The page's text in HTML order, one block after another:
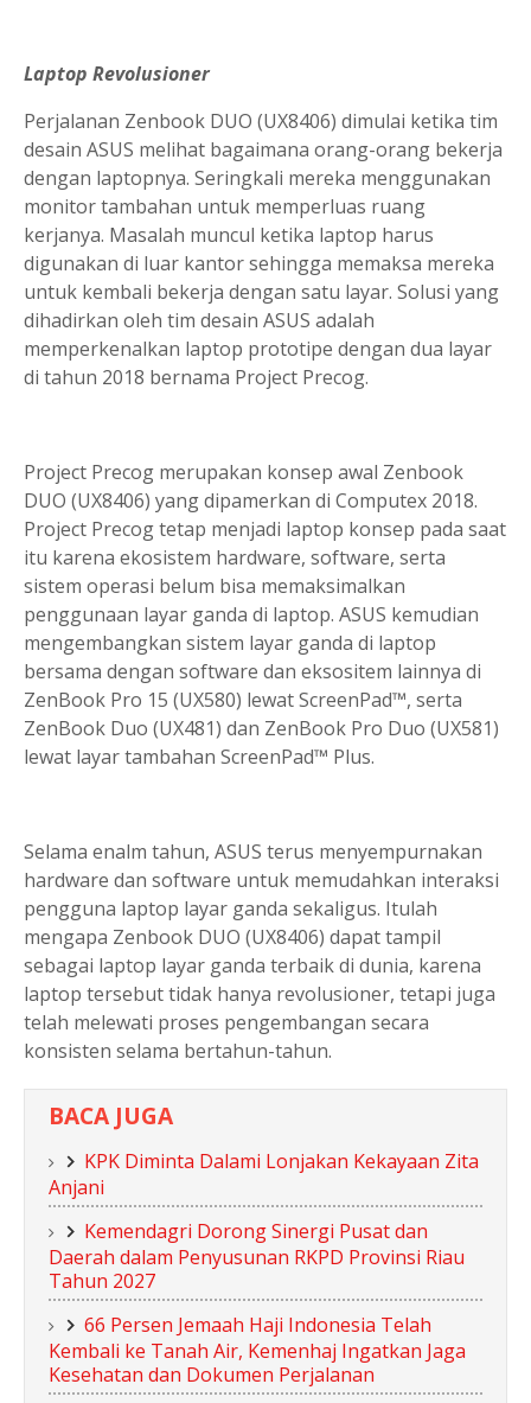
Laptop Revolusioner
Perjalanan Zenbook DUO (UX8406) dimulai ketika tim
desain ASUS melihat bagaimana orang-orang bekerja
dengan laptopnya. Seringkali mereka menggunakan
monitor tambahan untuk memperluas ruang
kerjanya. Masalah muncul ketika laptop harus
digunakan di luar kantor sehingga memaksa mereka
untuk kembali bekerja dengan satu layar. Solusi yang
dihadirkan oleh tim desain ASUS adalah
memperkenalkan laptop prototipe dengan dua layar
di tahun 2018 bernama Project Precog.
Project Precog merupakan konsep awal Zenbook
DUO (UX8406) yang dipamerkan di Computex 2018.
Project Precog tetap menjadi laptop konsep pada saat
itu karena ekosistem hardware, software, serta
sistem operasi belum bisa memaksimalkan
penggunaan layar ganda di laptop. ASUS kemudian
mengembangkan sistem layar ganda di laptop
bersama dengan software dan eksositem lainnya di
ZenBook Pro 15 (UX580) lewat ScreenPad™, serta
ZenBook Duo (UX481) dan ZenBook Pro Duo (UX581)
lewat layar tambahan ScreenPad™ Plus.
Selama enalm tahun, ASUS terus menyempurnakan
hardware dan software untuk memudahkan interaksi
pengguna laptop layar ganda sekaligus. Itulah
mengapa Zenbook DUO (UX8406) dapat tampil
sebagai laptop layar ganda terbaik di dunia, karena
laptop tersebut tidak hanya revolusioner, tetapi juga
telah melewati proses pengembangan secara
konsisten selama bertahun-tahun.
BACA JUGA
KPK Diminta Dalami Lonjakan Kekayaan Zita
Anjani
Kemendagri Dorong Sinergi Pusat dan
Daerah dalam Penyusunan RKPD Provinsi Riau
Tahun 2027
66 Persen Jemaah Haji Indonesia Telah
Kembali ke Tanah Air, Kemenhaj Ingatkan Jaga
Kesehatan dan Dokumen Perjalanan